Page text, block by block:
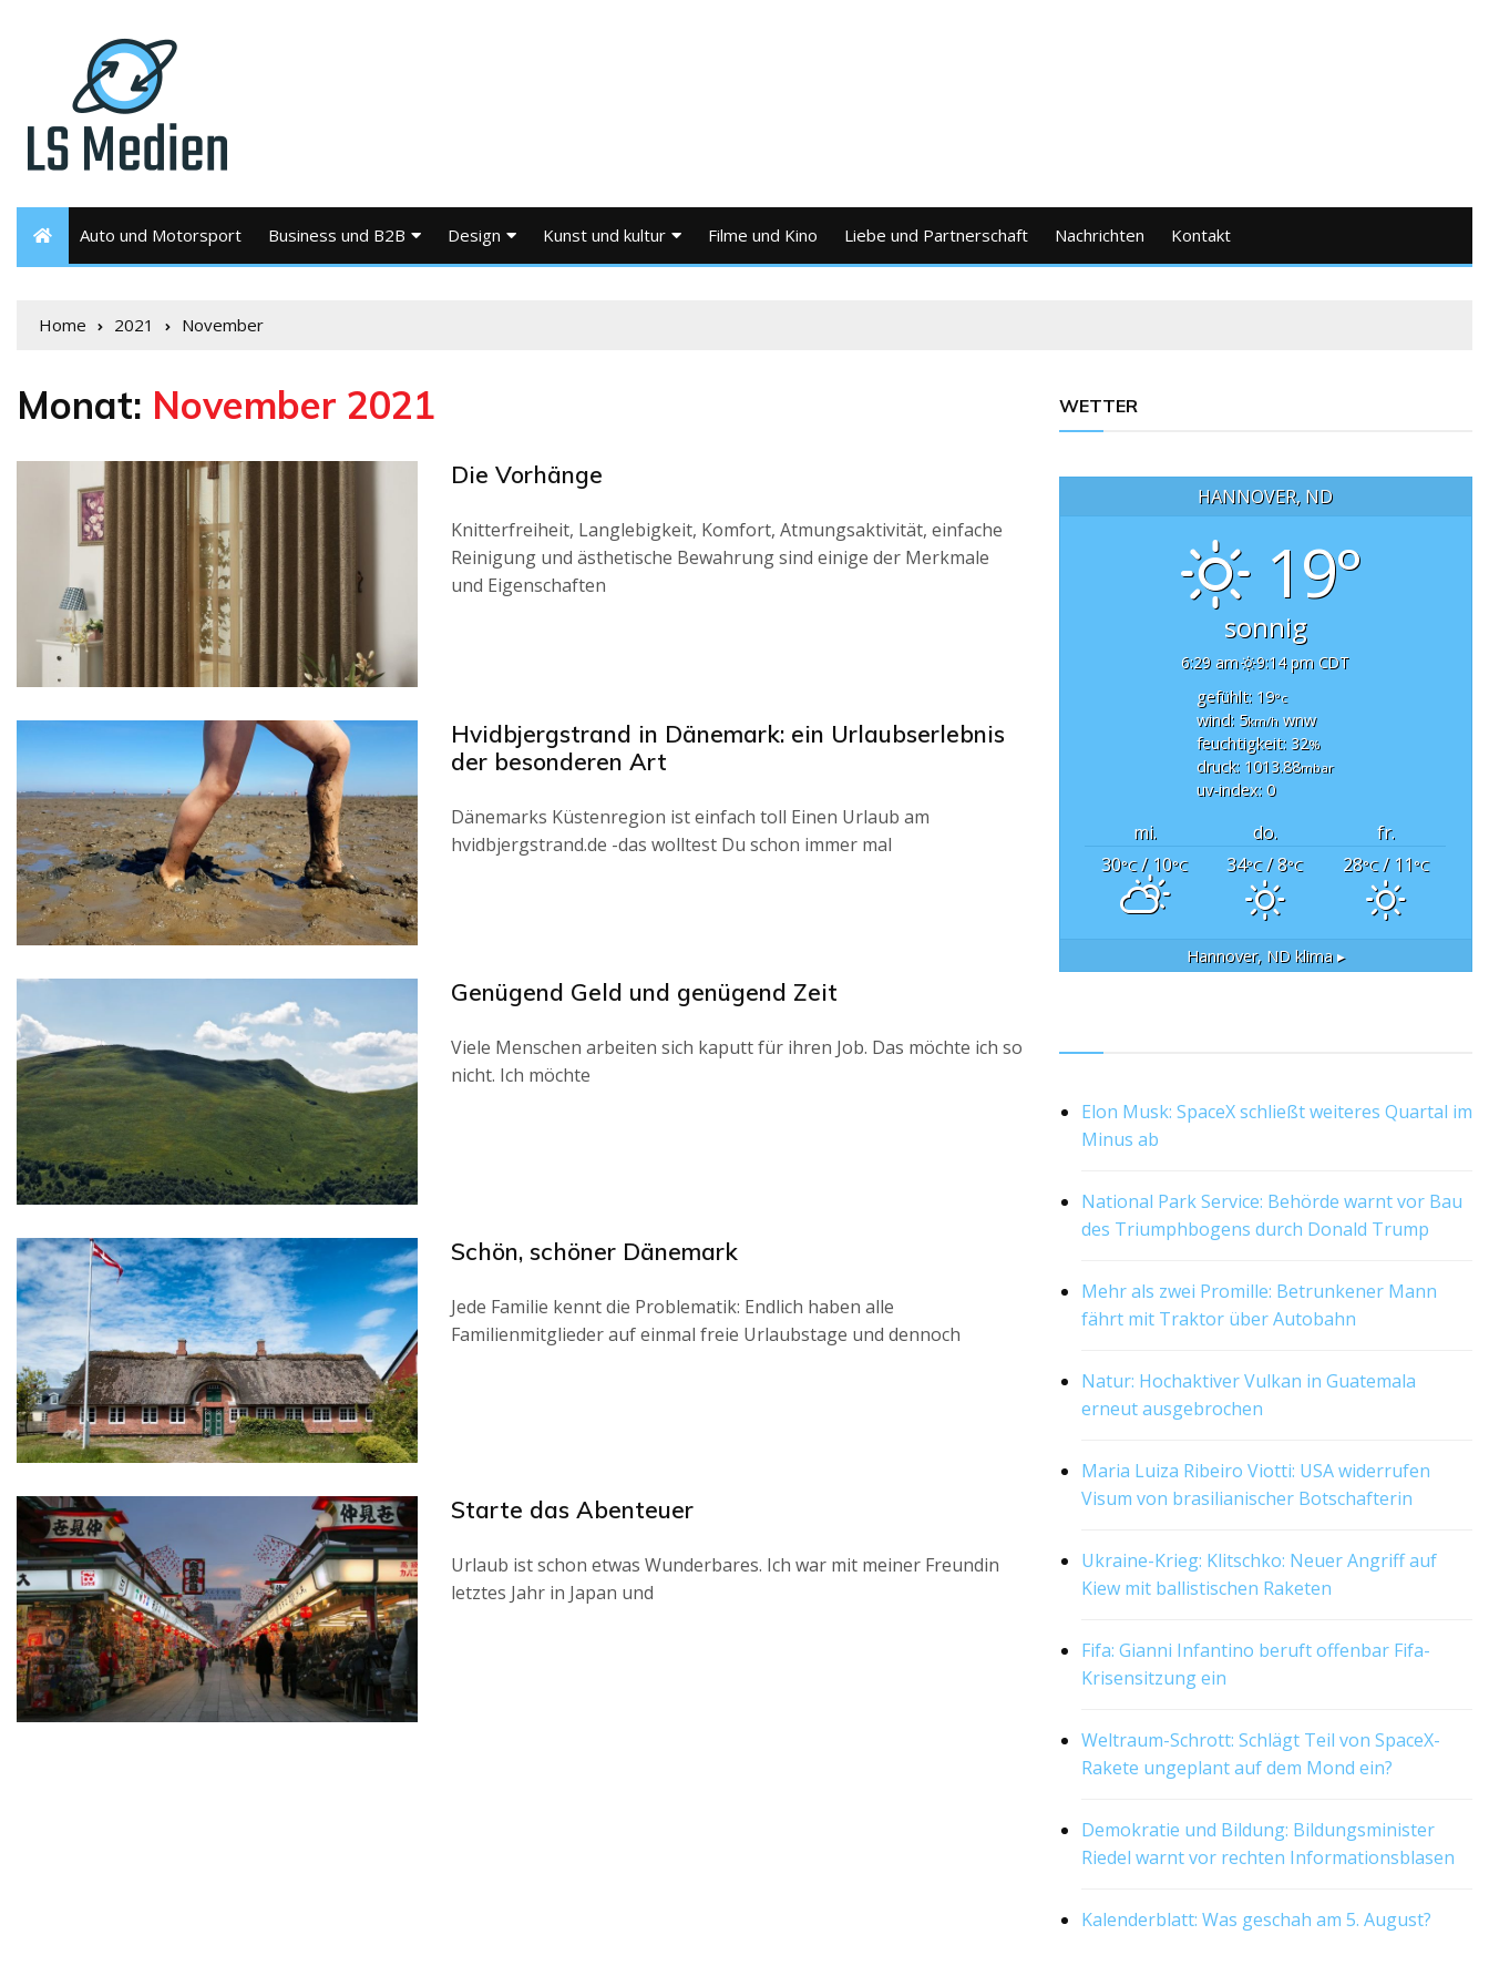
Auto und Motorsport Business und B2B Design Kunst und kultur Filme und Kino Liebe und Partnerschaft Nachrichten Kontakt
Home 2021 November
Monat: November 2021
Die Vorhänge
Knitterfreiheit, Langlebigkeit, Komfort, Atmungsaktivität, einfache
Reinigung und ästhetische Bewahrung sind einige der Merkmale
und Eigenschaften
Hvidbjergstrand in Dänemark: ein Urlaubserlebnis
der besonderen Art
Dänemarks Küstenregion ist einfach toll Einen Urlaub am
hvidbjergstrand.de -das wolltest Du schon immer mal
Genügend Geld und genügend Zeit
Viele Menschen arbeiten sich kaputt für ihren Job. Das möchte ich so
nicht. Ich möchte
Schön, schöner Dänemark
Jede Familie kennt die Problematik: Endlich haben alle
Familienmitglieder auf einmal freie Urlaubstage und dennoch
Starte das Abenteuer
Urlaub ist schon etwas Wunderbares. Ich war mit meiner Freundin
letztes Jahr in Japan und
WETTER
HANNOVER, ND
19°
sonnig
6:29 am
9:14 pm CDT
gefühlt: 19°c
wind: 5km/h wnw
feuchtigkeit: 32%
druck: 1013.88mbar
uv-index: 0
mi. do.
fr.
30°C/ 10°C 34°C/ 8°C 28°C/ 11°C
Hannover, NDklima ▸
Elon Musk: SpaceX schließt weiteres Quartal im
Minus ab
National Park Service: Behörde warnt vor Bau
des Triumphbogens durch Donald Trump
Mehr als zwei Promille: Betrunkener Mann
fährt mit Traktor über Autobahn
Natur: Hochaktiver Vulkan in Guatemala
erneut ausgebrochen
Maria Luiza Ribeiro Viotti: USA widerrufen
Visum von brasilianischer Botschafterin
Ukraine-Krieg: Klitschko: Neuer Angriff auf
Kiew mit ballistischen Raketen
Fifa: Gianni Infantino beruft offenbar Fifa-
Krisensitzung ein
Weltraum-Schrott: Schlägt Teil von SpaceX-
Rakete ungeplant auf dem Mond ein?
Demokratie und Bildung: Bildungsminister
Riedel warnt vor rechten Informationsblasen
Kalenderblatt: Was geschah am 5. August?